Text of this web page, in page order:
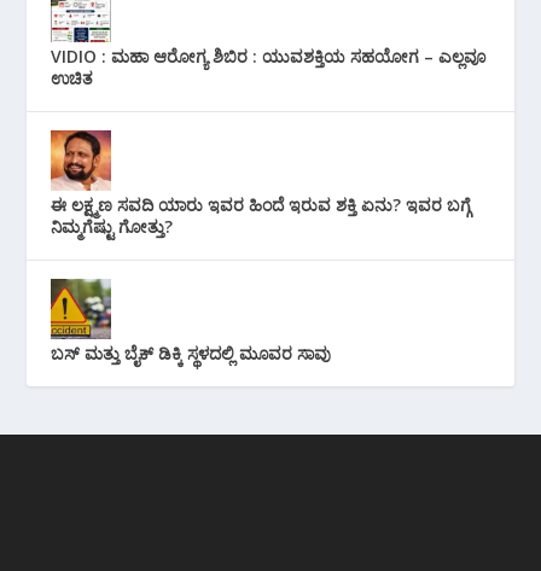
VIDIO : ಮಹಾ ಆರೋಗ್ಯ ಶಿಬಿರ : ಯುವಶಕ್ತಿಯ ಸಹಯೋಗ – ಎಲ್ಲವೂ
ಉಚಿತ
ಈ ಲಕ್ಷ್ಮಣ ಸವದಿ ಯಾರು ಇವರ ಹಿಂದೆ ಇರುವ ಶಕ್ತಿ ಏನು? ಇವರ ಬಗ್ಗೆ
ನಿಮ್ಮಗೆಷ್ಟು ಗೋತ್ತು?
ಬಸ್ ಮತ್ತು ಬೈಕ್ ಡಿಕ್ಕಿ ಸ್ಥಳದಲ್ಲಿ ಮೂವರ ಸಾವು